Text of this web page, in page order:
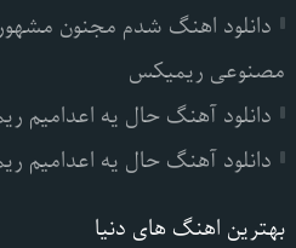
دانلود اهنگ شدم مجنون
مصنوعی ریمیکس
دانلود آهنگ حال یه اعدامیم
دانلود آهنگ حال یه اعدامیم
بهترین اهنگ های دنیا